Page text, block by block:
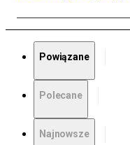
Powiązane
Polecane
Najnowsze